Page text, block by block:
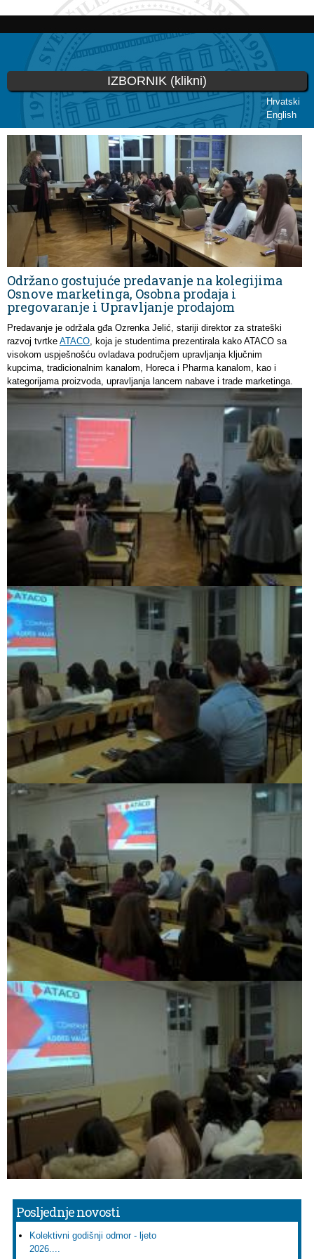
Skoči
glavni
sadržaj
Hrvatski
English
IZBORNIK (klikni)
Vi ste ovdje
Održano gostujuće predavanje na kolegijima
Osnove marketinga, Osobna prodaja i
pregovaranje i Upravljanje prodajom
Predavanje je održala gđa Ozrenka Jelić, stariji direktor za strateški
razvoj tvrtke ATACO, koja je studentima prezentirala kako ATACO sa
visokom uspješnošću ovladava područjem upravljanja ključnim
kupcima, tradicionalnim kanalom, Horeca i Pharma kanalom, kao i
kategorijama proizvoda, upravljanja lancem nabave i trade marketinga.
Posljednje novosti
Kolektivni godišnji odmor - ljeto
2026....